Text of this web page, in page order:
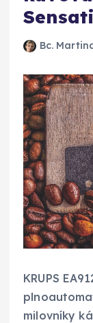
Bc.
KRUPS
milovníky